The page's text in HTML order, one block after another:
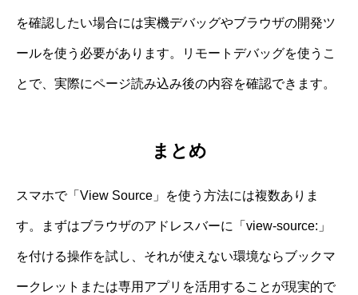
を確認したい場合には実機デバッグやブラウザの開発ツ
ールを使う必要があります。リモートデバッグを使うこ
とで、実際にページ読み込み後の内容を確認できます。
まとめ
スマホで「View Source」を使う方法には複数ありま
す。まずはブラウザのアドレスバーに「view-source:」
を付ける操作を試し、それが使えない環境ならブックマ
ークレットまたは専用アプリを活用することが現実的で